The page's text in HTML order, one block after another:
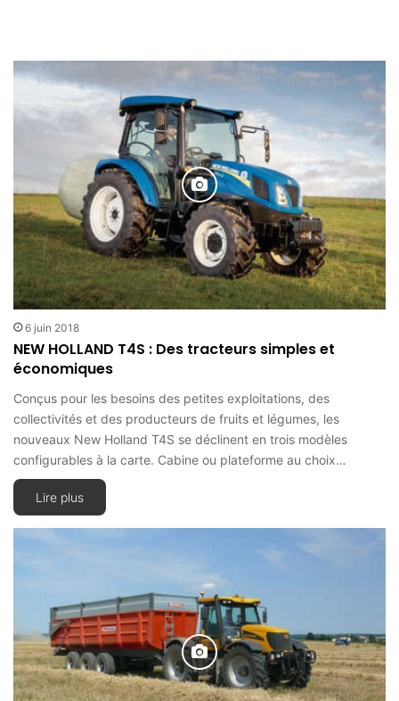
6 juin 2018
NEW HOLLAND T4S : Des tracteurs simples et
économiques
Conçus pour les besoins des petites exploitations, des
collectivités et des producteurs de fruits et légumes, les
nouveaux New Holland T4S se déclinent en trois modèles
configurables à la carte. Cabine ou plateforme au choix…
Lire plus